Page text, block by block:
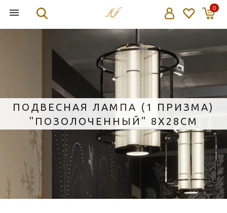
0
ПОДВЕСНАЯ ЛАМПА (1 ПРИЗМА)
"ПОЗОЛОЧЕННЫЙ" 8X28СМ